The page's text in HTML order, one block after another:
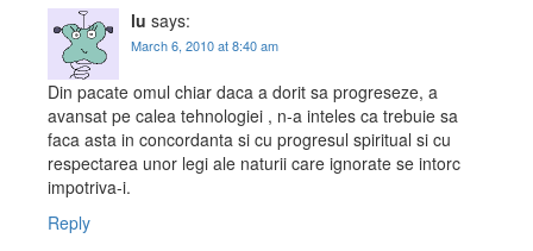
lu says:
March 6, 2010 at 8:40 am
Din pacate omul chiar daca a dorit sa progreseze, a
avansat pe calea tehnologiei , n-a inteles ca trebuie sa
faca asta in concordanta si cu progresul spiritual si cu
respectarea unor legi ale naturii care ignorate se intorc
impotriva-i.
Reply